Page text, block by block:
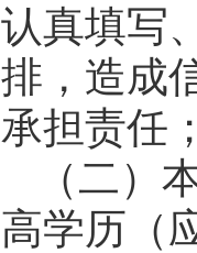
认真填写
排，造成
承担责任
（二）
高学历（